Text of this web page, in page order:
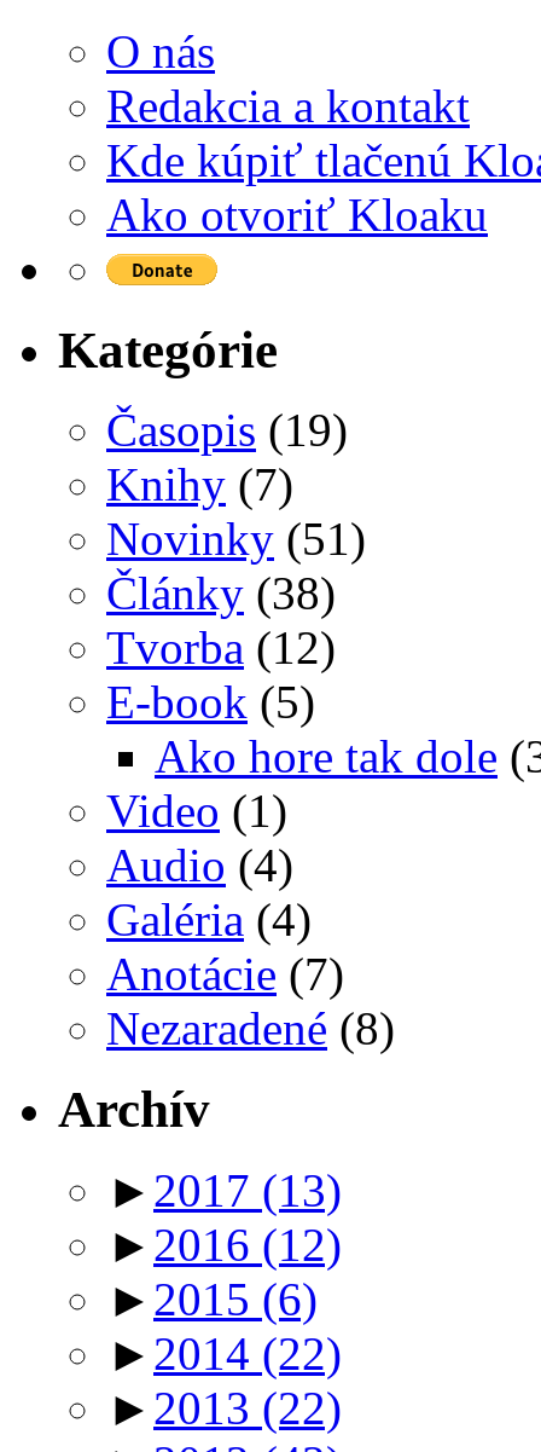
O nás
Redakcia a kontakt
Kde kúpiť tlačenú
Ako otvoriť Kloaku
Kategórie
Časopis (19)
Knihy (7)
Novinky (51)
Články (38)
Tvorba (12)
E-book (5)
Ako hore tak dole
Video (1)
Audio (4)
Galéria (4)
Anotácie (7)
Nezaradené (8)
Archív
► 2017 (13)
► 2016 (12)
► 2015 (6)
► 2014 (22)
► 2013 (22)